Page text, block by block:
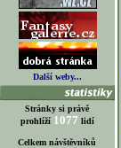
Další weby...
Stránky si právě
prohlíží 1077 lidí
Celkem návštěvníků